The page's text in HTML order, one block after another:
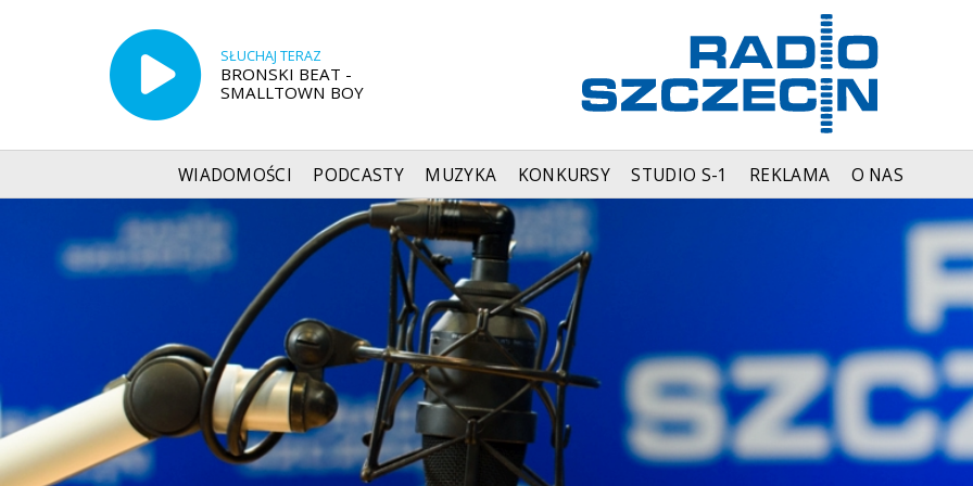
SŁUCHAJ TERAZ
BRONSKI BEAT -
SMALLTOWN BOY
WIADOMOŚCI PODCASTY MUZYKA KONKURSY STUDIO S-1 REKLAMA O NAS